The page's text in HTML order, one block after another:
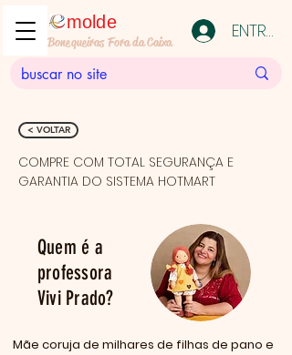
molde
Bonequeiras Fora da Caixa ENTRAR
< VOLTAR
COMPRE COM TOTAL SEGURANÇA E
GARANTIA DO SISTEMA HOTMART
Quem é a
professora
Vivi Prado?
Mãe coruja de milhares de filhas de pano e